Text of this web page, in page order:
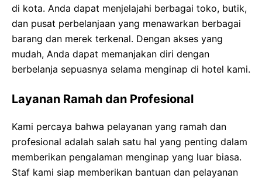
di kota. Anda dapat menjelajahi berbagai toko, butik,
dan pusat perbelanjaan yang menawarkan berbagai
barang dan merek terkenal. Dengan akses yang
mudah, Anda dapat memanjakan diri dengan
berbelanja sepuasnya selama menginap di hotel kami.
Layanan Ramah dan Profesional
Kami percaya bahwa pelayanan yang ramah dan
profesional adalah salah satu hal yang penting dalam
memberikan pengalaman menginap yang luar biasa.
Staf kami siap memberikan bantuan dan pelayanan